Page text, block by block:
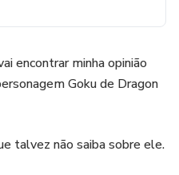
encontrar minha opinião
Goku de Dragon
talvez não saiba sobre ele.